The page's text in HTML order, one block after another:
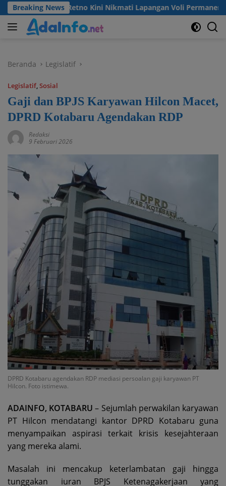
Langsung
ke
konten
Breaking News
Retno Kini Nikmati Lapangan Voli Permanen Berkat
Beranda Legislatif
Legislatif,Sosial
Gaji dan BPJS Karyawan Hilcon Macet,
DPRD Kotabaru Agendakan RDP
Redaksi
9 Februari 2026
DPRD Kotabaru agendakan RDP mediasi persoalan gaji karyawan PT
Hilcon. Foto istimewa.
ADAINFO, KOTABARU – Sejumlah perwakilan karyawan
PT Hilcon mendatangi kantor DPRD Kotabaru guna
menyampaikan aspirasi terkait krisis kesejahteraan
yang mereka alami.
Masalah ini mencakup keterlambatan gaji hingga
tunggakan iuran BPJS Ketenagakerjaan yang